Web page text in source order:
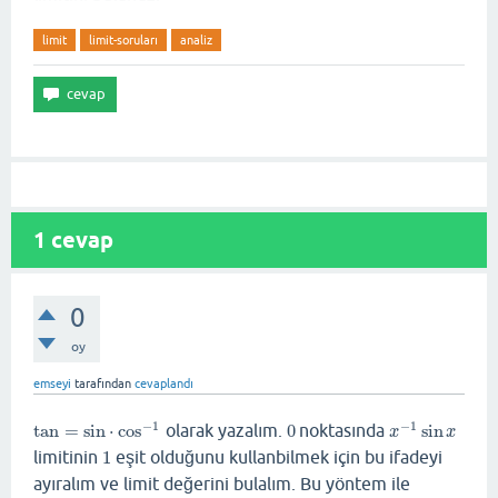
limit limit-soruları analiz
1 cevap
0
oy
emseyi tarafından cevaplandı
tan = sin ⋅ cos−1
tan =sin⋅cos−1 olarak yazalım. 0
0noktasındax−1 sinx
x−1 sinx
limitinin 1
1 eşit olduğunu kullanbilmek için bu ifadeyi
ayıralım ve limit değerini bulalım. Bu yöntem ile